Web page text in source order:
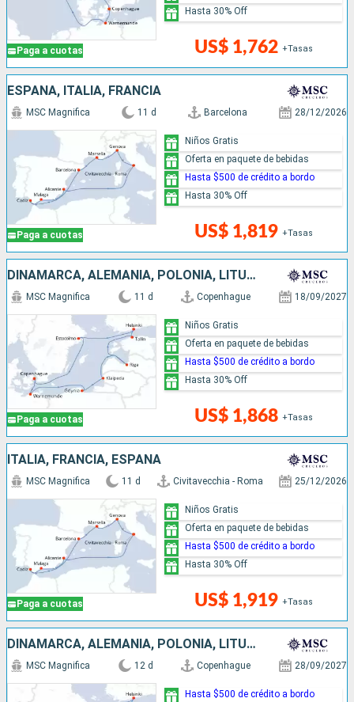
Paga a cuotas US$ 1,762 +Tasas
Hasta 30% Off
ESPAÑA, ITALIA, FRANCIA
Paga a cuotas
MSC Magnifica 11 d Barcelona 28/12/2026
US$ 1,819 +Tasas
Niños Gratis
Oferta en paquete de bebidas
Hasta $500 de crédito a bordo
Hasta 30% Off
DINAMARCA, ALEMANIA, POLONIA, LITUANIA, LETONIA, ESTONIA, FINLANDIA, SUECIA
Paga a cuotas
MSC Magnifica 11 d Copenhague 18/09/2027
US$ 1,868 +Tasas
Niños Gratis
Oferta en paquete de bebidas
Hasta $500 de crédito a bordo
Hasta 30% Off
ITALIA, FRANCIA, ESPAÑA
Paga a cuotas
MSC Magnifica 11 d Civitavecchia - Roma 25/12/2026
US$ 1,919 +Tasas
Niños Gratis
Oferta en paquete de bebidas
Hasta $500 de crédito a bordo
Hasta 30% Off
DINAMARCA, ALEMANIA, POLONIA, LITUANIA, LETONIA, ESTONIA, FINLANDIA, SUECIA
MSC Magnifica 12 d Copenhague 28/09/2027
Hasta $500 de crédito a bordo